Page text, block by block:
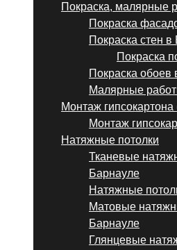
Покраска, малярные
Покраска
Покраска стен
Покраска
Покраска обоев
Малярные
Монтаж гипсокартона
Монтаж
Натяжные потолки
Тканевые
Барнауле
Натяжные
Матовые
Барнауле
Глянцевые